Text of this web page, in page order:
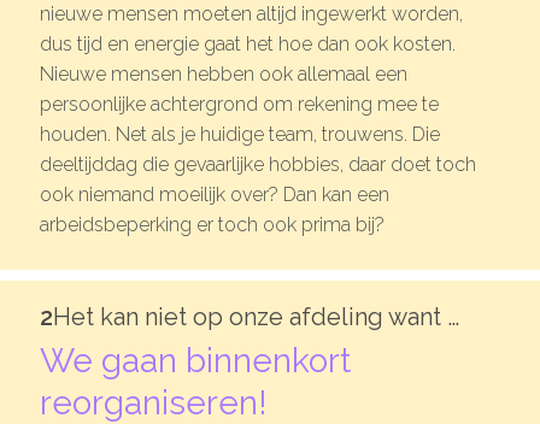
Ver- en vooroordelencheck
De Teamaanpak
De Escaperoom
Bekijk volledig overzicht
In jouw organisatie
De beweging in cijfers
nieuwe mensen moeten altijd ingewerkt worden,
dus tijd en energie gaat het hoe dan ook kosten.
Nieuwe mensen hebben ook allemaal een
persoonlijke achtergrond om rekening mee te
houden. Net als je huidige team, trouwens. Die
deeltijddag die gevaarlijke hobbies, daar doet toch
ook niemand moeilijk over? Dan kan een
arbeidsbeperking er toch ook prima bij?
2Het kan niet op onze afdeling want …
We gaan binnenkort
reorganiseren!